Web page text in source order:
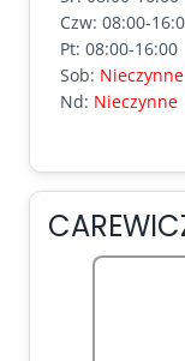
Czw: 08:00-
Pt: 08:00-16:00
Sob: Nieczynne
Nd: Nieczynne